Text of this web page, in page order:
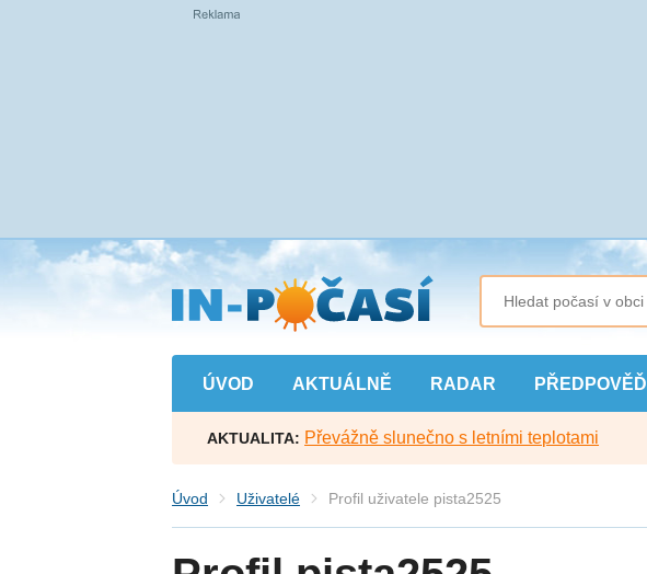
Přejít
na
hlavní
obsah
ÚVOD AKTUÁLNĚ RADAR PŘEDPOVĚĎ
AKTUALITA: Převážně slunečno s letními teplotami
Úvod Uživatelé Profil uživatele pista2525